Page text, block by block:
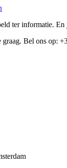
ter informatie.
graag. Bel ons op: